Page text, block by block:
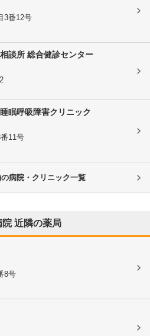
3番12号
談所 総合健診センター
眠呼吸障害クリニック
11号
病院・クリニック一覧
院近隣の薬局
8号